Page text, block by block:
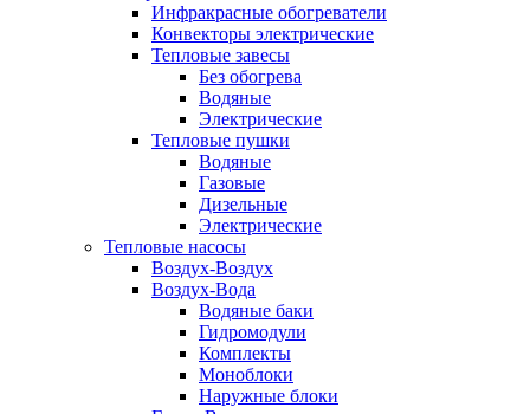
Инфракрасные обогреватели
Конвекторы электрические
Тепловые завесы
Без обогрева
Водяные
Электрические
Тепловые пушки
Водяные
Газовые
Дизельные
Электрические
Тепловые насосы
Воздух-Воздух
Воздух-Вода
Водяные баки
Гидромодули
Комплекты
Моноблоки
Наружные блоки